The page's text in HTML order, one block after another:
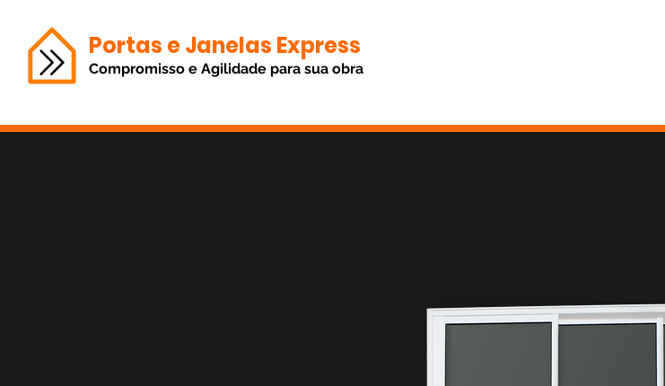
Portas e Janelas Express
Compromisso e Agilidade para sua obra